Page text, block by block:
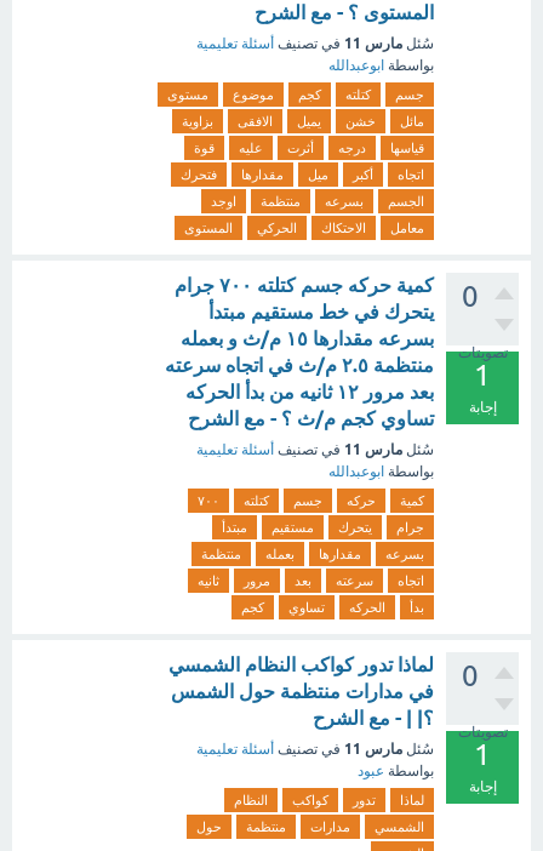
المستوى ؟ - مع الشرح
سُئل مارس 11 في تصنيف أسئلة تعليمية
بواسطة ابوعبدالله
جسم كتلته كجم موضوع
مستوى
مائل
خشن يميل الافقى
بزاوية
قياسها
درجه أثرت عليه
قوة
اتجاه
أكبر ميل مقدارها
فتحرك
الجسم
بسرعه منتظمة
اوجد
معامل
الاحتكاك الحركي المستوى
0
تصويتات
1
إجابة
كمية حركه جسم كتلته ٧٠٠ جرام
يتحرك في خط مستقيم مبتدأ
بسرعه مقدارها ١٥ م/ث و بعمله
منتظمة ٢.٥ م/ث في اتجاه سرعته
بعد مرور ١٢ ثانيه من بدأ الحركه
تساوي كجم م/ث ؟ - مع الشرح
سُئل مارس 11 في تصنيف أسئلة تعليمية
بواسطة ابوعبدالله
كمية حركه جسم كتلته
٧٠٠
جرام
يتحرك مستقيم
مبتدأ
بسرعه
مقدارها بعمله
منتظمة
اتجاه
سرعته بعد مرور
ثانيه
بدأ
الحركه تساوي كجم
0
تصويتات
1
إجابة
لماذا تدور كواكب النظام الشمسي
في مدارات منتظمة حول الشمس
؟| | - مع الشرح
سُئل مارس 11 في تصنيف أسئلة تعليمية
بواسطة عبود
لماذا تدور كواكب
النظام
الشمسي
مدارات منتظمة
حول